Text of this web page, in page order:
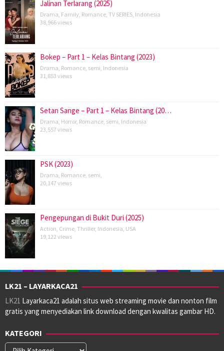
Jalinan Terlarang (2025)
Drama Family Romance TV SERIES Indonesia
38,966 views
Bokep – Part 1 – Kelas Bintang (2023)
Drama Romance semi Indonesia
31,853 views
Setan Sange – Part 1 – Kelas Bintang (20…
Drama Horror, Romance semi Indonesia
23,557 views
PSK (2023)
Drama Romance semi
20,147 views
Pengepungan di Bukit Duri (2025)
Action Crime Thriller, Indonesia USA
19,122 views
LK21 – LAYARKACA21
LK21 Layarkaca21 adalah situs web streaming movie dan nonton film
gratis yang menyediakan link download dengan kwalitas gambar HD.
KATEGORI
Kategori